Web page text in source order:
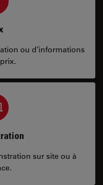
ou d’informations
sur site ou à